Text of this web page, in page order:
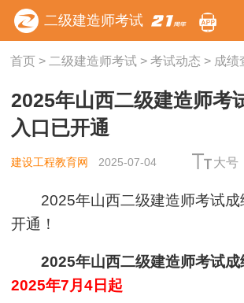
二级建造师考试
首页> 二级建造师考试> 考试动态 > 成绩
2025年山西二级建造师考
入口已开通
建设工程教育网 2025-07-04 大号
2025年山西二级建造师考试
开通！
2025年山西二级建造师考试成
2025年7月4日起